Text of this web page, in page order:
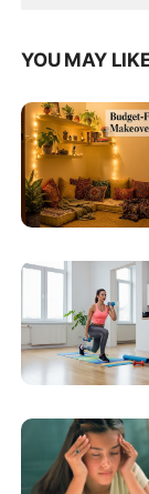
YOU MAY